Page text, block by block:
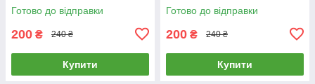
Готово до відправки
200 ₴ 240 ₴
Купити
Готово до відправки
200 ₴ 240 ₴
Купити